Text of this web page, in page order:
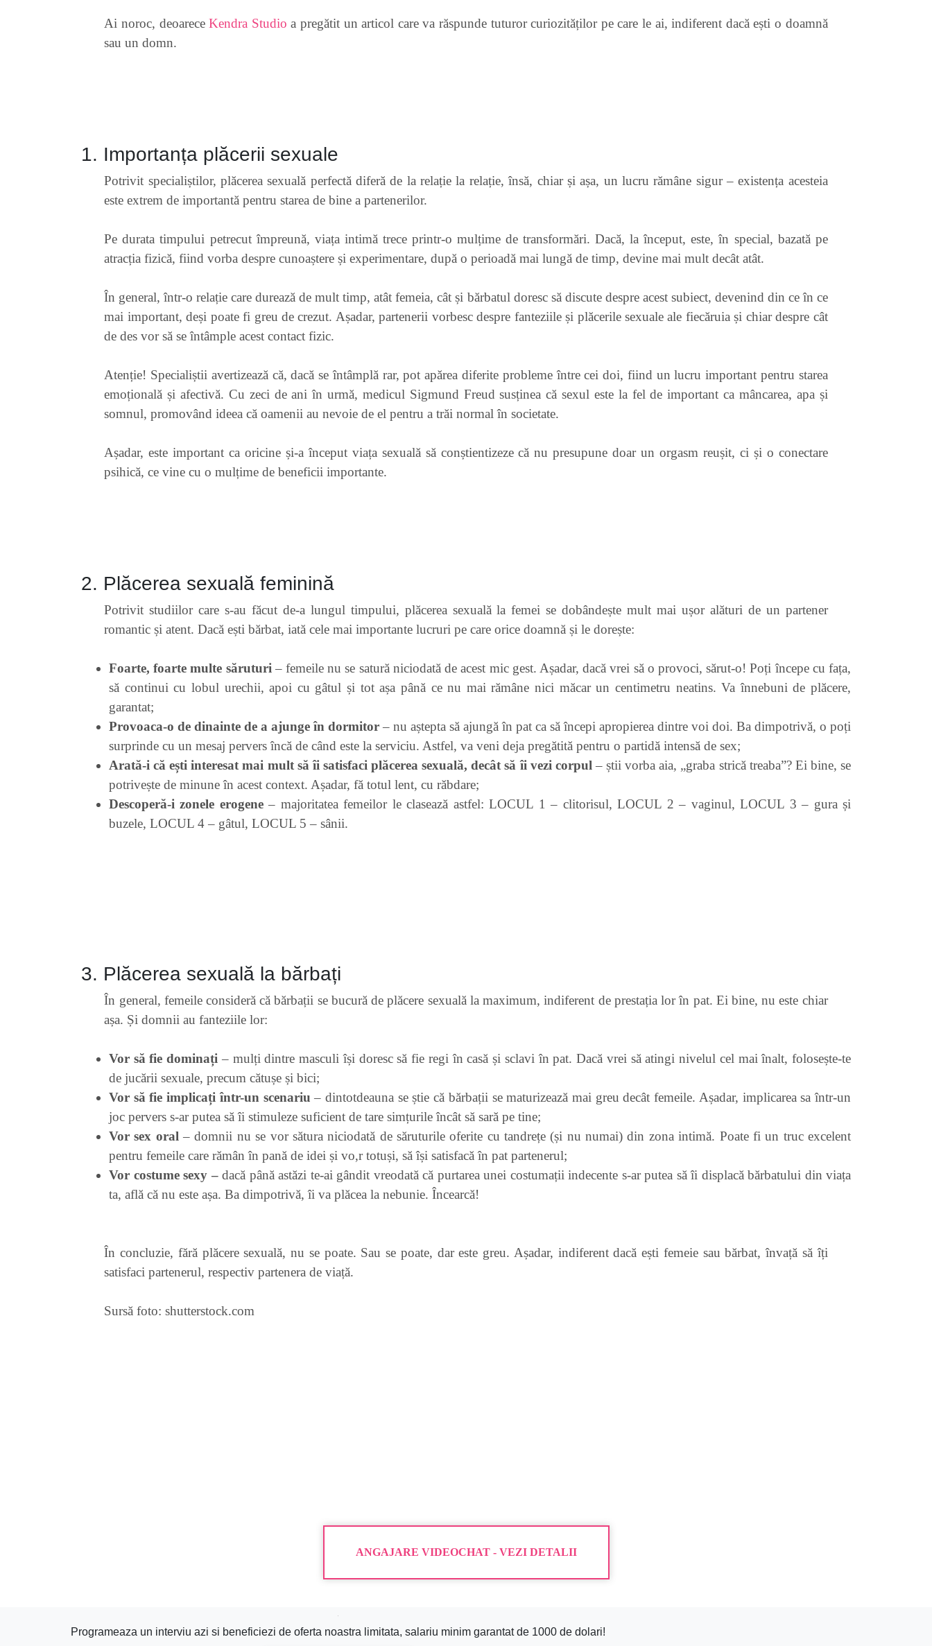
Ai noroc, deoareceKendra Studio a pregătit un articol care va răspunde tuturor curiozităților pe care le ai, indiferent dacă ești o doamnă
sau un domn.
1. Importanța plăcerii sexuale
Potrivit specialiștilor, plăcerea sexuală perfectă diferă de la relație la relație, însă, chiar și așa, un lucru rămâne sigur – existența acesteia
este extrem de importantă pentru starea de bine a partenerilor.
Pe durata timpului petrecut împreună, viața intimă trece printr-o mulțime de transformări. Dacă, la început, este, în special, bazată pe
atracția fizică, fiind vorba despre cunoaștere și experimentare, după o perioadă mai lungă de timp, devine mai mult decât atât.
În general, într-o relație care durează de mult timp, atât femeia, cât și bărbatul doresc să discute despre acest subiect, devenind din ce în ce
mai important, deși poate fi greu de crezut. Așadar, partenerii vorbesc despre fanteziile și plăcerile sexuale ale fiecăruia și chiar despre cât
de des vor să se întâmple acest contact fizic.
Atenție! Specialiștii avertizează că, dacă se întâmplă rar, pot apărea diferite probleme între cei doi, fiind un lucru important pentru starea
emoțională și afectivă. Cu zeci de ani în urmă, medicul Sigmund Freud susținea că sexul este la fel de important ca mâncarea, apa și
somnul, promovând ideea că oamenii au nevoie de el pentru a trăi normal în societate.
Așadar, este important ca oricine și-a început viața sexuală să conștientizeze că nu presupune doar un orgasm reușit, ci și o conectare
psihică, ce vine cu o mulțime de beneficii importante.
2. Plăcerea sexuală feminină
Potrivit studiilor care s-au făcut de-a lungul timpului, plăcerea sexuală la femei se dobândește mult mai ușor alături de un partener
romantic și atent. Dacă ești bărbat, iată cele mai importante lucruri pe care orice doamnă și le dorește:
Foarte, foarte multe săruturi – femeile nu se satură niciodată de acest mic gest. Așadar, dacă vrei să o provoci, sărut-o! Poți începe cu fața,
să continui cu lobul urechii, apoi cu gâtul și tot așa până ce nu mai rămâne nici măcar un centimetru neatins. Va înnebuni de plăcere,
garantat;
Provoaca-o de dinainte de a ajunge în dormitor – nu aștepta să ajungă în pat ca să începi apropierea dintre voi doi. Ba dimpotrivă, o poți
surprinde cu un mesaj pervers încă de când este la serviciu. Astfel, va veni deja pregătită pentru o partidă intensă de sex;
Arată-i că ești interesat mai mult să îi satisfaci plăcerea sexuală, decât să îi vezi corpul – știi vorba aia, „graba strică treaba”? Ei bine, se
potrivește de minune în acest context. Așadar, fă totul lent, cu răbdare;
Descoperă-i zonele erogene– majoritatea femeilor le clasează astfel: LOCUL 1 – clitorisul, LOCUL 2 – vaginul, LOCUL 3 – gura și
buzele, LOCUL 4 – gâtul, LOCUL 5 – sânii.
3. Plăcerea sexuală la bărbați
În general, femeile consideră că bărbații se bucură de plăcere sexuală la maximum, indiferent de prestația lor în pat. Ei bine, nu este chiar
așa. Și domnii au fanteziile lor:
Vor să fie dominați – mulți dintre masculi își doresc să fie regi în casă și sclavi în pat. Dacă vrei să atingi nivelul cel mai înalt, folosește-te
de jucării sexuale, precum cătușe și bici;
Vor să fie implicați într-un scenariu– dintotdeauna se știe că bărbații se maturizează mai greu decât femeile. Așadar, implicarea sa într-un
joc pervers s-ar putea să îi stimuleze suficient de tare simțurile încât să sară pe tine;
Vor sex oral– domnii nu se vor sătura niciodată de săruturile oferite cu tandrețe (și nu numai) din zona intimă. Poate fi un truc excelent
pentru femeile care rămân în pană de idei și vo,r totuși, să își satisfacă în pat partenerul;
Vor costume sexy – dacă până astăzi te-ai gândit vreodată că purtarea unei costumații indecente s-ar putea să îi displacă bărbatului din viața
ta, află că nu este așa. Ba dimpotrivă, îi va plăcea la nebunie. Încearcă!
În concluzie, fără plăcere sexuală, nu se poate. Sau se poate, dar este greu. Așadar, indiferent dacă ești femeie sau bărbat, învață să îți
satisfaci partenerul, respectiv partenera de viață.
Sursă foto: shutterstock.com
ANGAJARE VIDEOCHAT - VEZI DETALII
Programeaza un interviu azi si beneficiezi de oferta noastra limitata, salariu minim garantat de 1000 de dolari!